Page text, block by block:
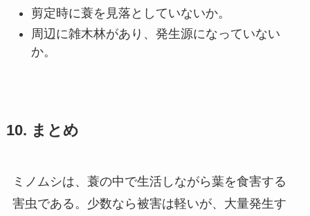
剪定時に蓑を見落としていないか。
周辺に雑木林があり、発生源になっていない
か。
10. まとめ
ミノムシは、蓑の中で生活しながら葉を食害する
害虫である。少数なら被害は軽いが、大量発生す